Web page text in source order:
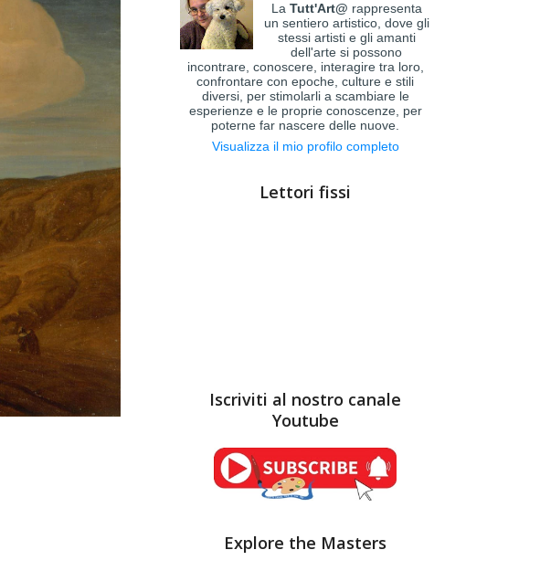
La Tutt'Art@ rappresenta
un sentiero artistico, dove gli
stessi artisti e gli amanti
dell'arte si possono
incontrare, conoscere, interagire tra loro,
confrontare con epoche, culture e stili
diversi, per stimolarli a scambiare le
esperienze e le proprie conoscenze, per
poterne far nascere delle nuove.
Visualizza il mio profilo completo
Lettori fissi
Iscriviti al nostro canale
Youtube
Explore the Masters